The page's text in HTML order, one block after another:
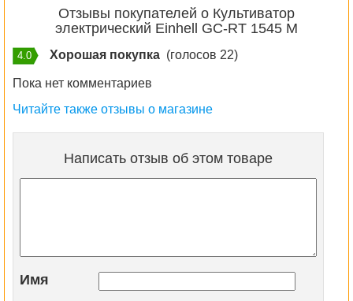
Отзывы покупателей о Культиватор
электрический Einhell GC-RT 1545 M
4.0 Хорошая покупка (голосов 22)
Пока нет комментариев
Читайте также отзывы о магазине
Написать отзыв об этом товаре
Имя